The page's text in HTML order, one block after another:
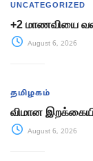
UNCATEGORIZED
+2 மாணவியை
August 6, 2026
தமிழகம்
விமான
August 6, 2026